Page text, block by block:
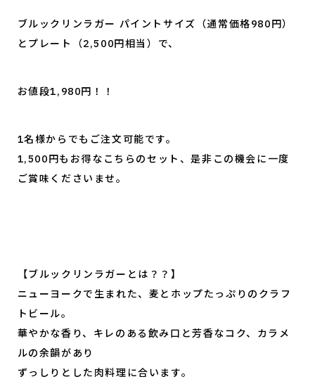
ブルックリンラガー パイントサイズ（通常価格980円）
とプレート（2,500円相当）で、
お値段1,980円！！
1名様からでもご注文可能です。
1,500円もお得なこちらのセット、是非この機会に一度
ご賞味くださいませ。
【ブルックリンラガーとは？？】
ニューヨークで生まれた、麦とホップたっぷりのクラフ
トビール。
華やかな香り、キレのある飲み口と芳香なコク、カラメ
ルの余韻があり
ずっしりとした肉料理に合います。